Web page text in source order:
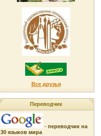
Все друзья
Переводчик
- переводчик на
30 языков мира